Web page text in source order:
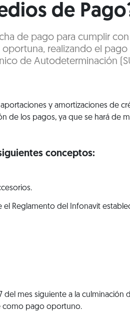
de
de pago para cumplir
realizando el pago
de Autodeterminación
y amortizaciones de
de los pagos, ya que se hará de
conceptos:
Reglamento del Infonavit
del mes siguiente a la culminación
como pago oportuno.